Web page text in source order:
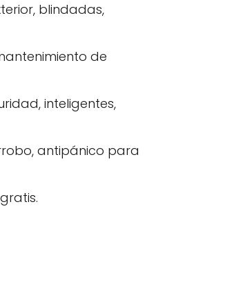
blindadas,
de
inteligentes,
antipánico para